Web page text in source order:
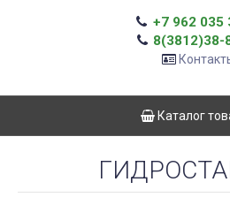
+7 962 035
8(3812)38-
Каталог